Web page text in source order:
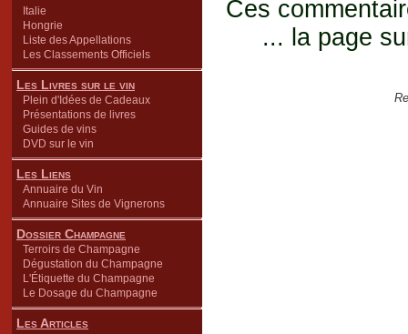
Italie
Hongrie
Liste des Appellations
Les Classements Officiels
Les Livres sur le vin
Plein d'Idées de Cadeaux
Présentations de livres
Guides de vins
DVD sur le vin
Les Liens
Annuaire du Vin
Annuaire Sites de Vignerons
Dossier Champagne
Terroirs de Champagne
Dégustation du Champagne
L'Étiquette du Champagne
Le Dosage du Champagne
Les Articles
Ces
... la page